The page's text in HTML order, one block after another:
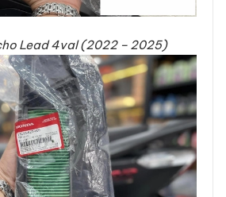
Lead 4val (2022 – 2025)